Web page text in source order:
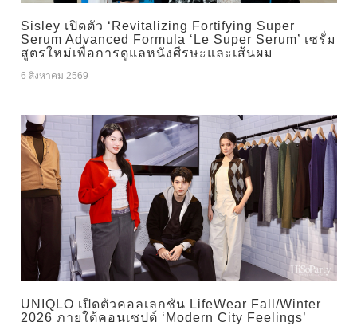
Sisley เปิดตัว ‘Revitalizing Fortifying Super
Serum Advanced Formula ‘Le Super Serum’ เซรั่ม
สูตรใหม่เพื่อการดูแลหนังศีรษะและเส้นผม
6 สิงหาคม 2569
UNIQLO เปิดตัวคอลเลกชัน LifeWear Fall/Winter
2026 ภายใต้คอนเซปต์ ‘Modern City Feelings’